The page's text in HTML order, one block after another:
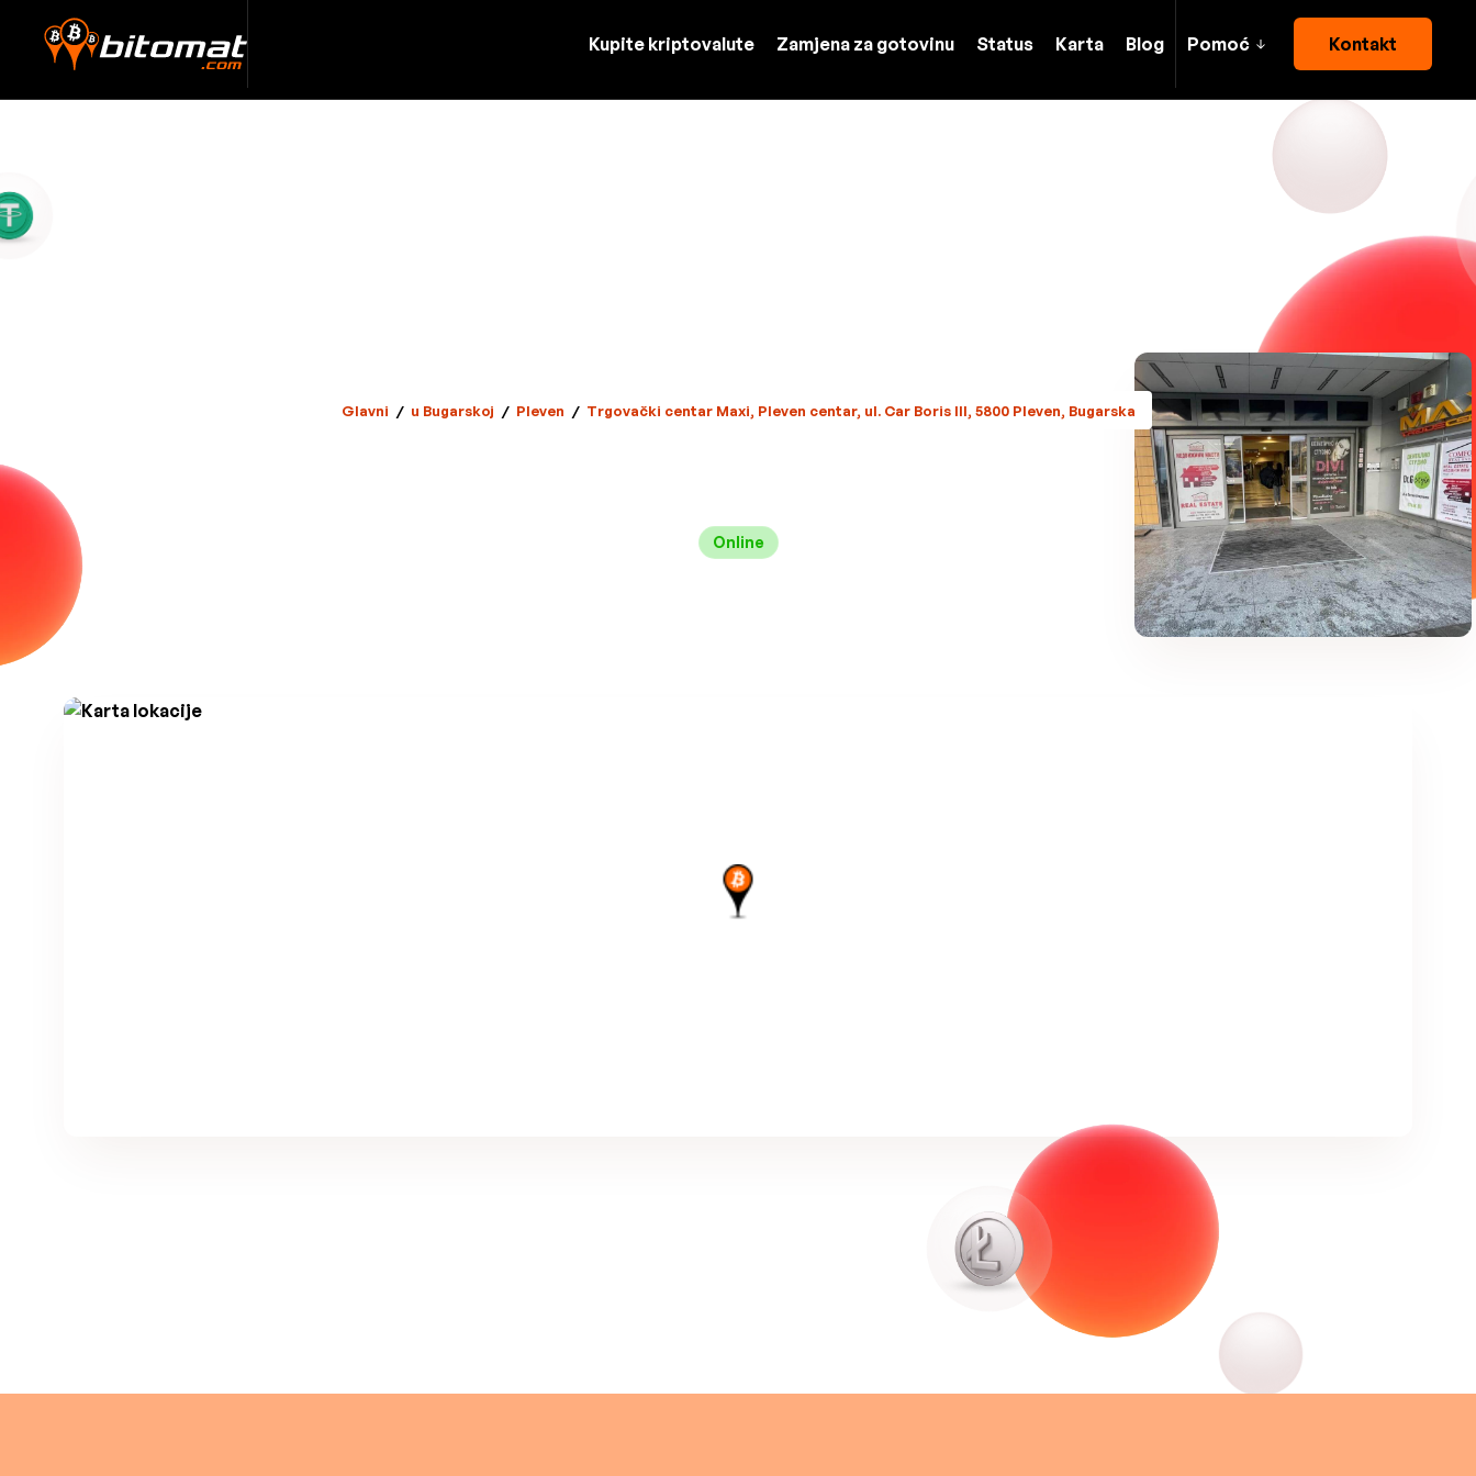
Kupite kriptovalute Zamjena za gotovinu Status Karta Blog Pomoć Kontakt
Glavni / u Bugarskoj / Pleven / Trgovački centar Maxi, Pleven centar, ul. Car Boris III, 5800 Pleven, Bugarska
Online